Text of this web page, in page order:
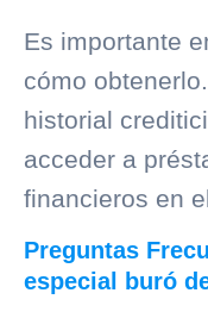
Es importante
cómo
historial
acceder a
financieros en
Preguntas
especial buró